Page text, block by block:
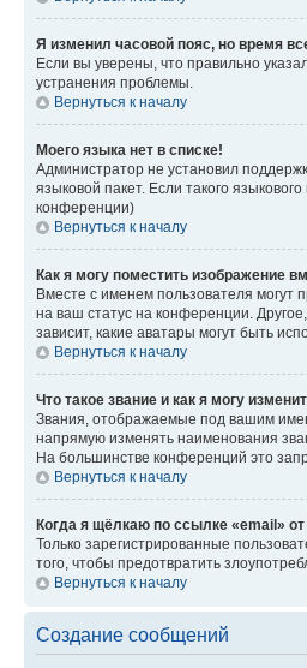
Я изменил часовой пояс, но время
Если вы уверены, что правильно
устранения проблемы.
Вернуться к началу
Моего языка нет в списке!
Администратор не установил
языковой пакет. Если такого
конференции)
Вернуться к началу
Как я могу поместить изображение
Вместе с именем пользователя могут
на ваш статус на конференции.
зависит, какие аватары могут быть
Вернуться к началу
Что такое звание и как я могу
Звания, отображаемые под вашим
напрямую изменять наименования
На большинстве конференций это
Вернуться к началу
Когда я щёлкаю по ссылке «email»
Только зарегистрированные
того, чтобы предотвратить
Вернуться к началу
Создание сообщений